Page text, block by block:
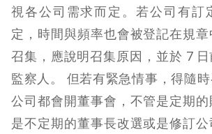
視各公司需求而定。若公司有訂
定，時間與頻率也會被登記在規
召集，應說明召集原因，並於 7
監察人。 但若有緊急情事，得隨
公司都會開董事會，不管是定期
是不定期的董事長改選或是修訂公